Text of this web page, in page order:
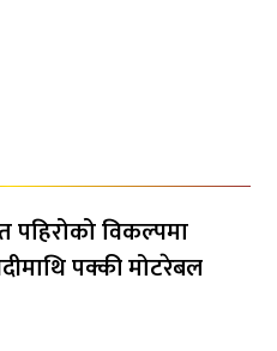
विकल्पमा
पक्की मोटरेबल